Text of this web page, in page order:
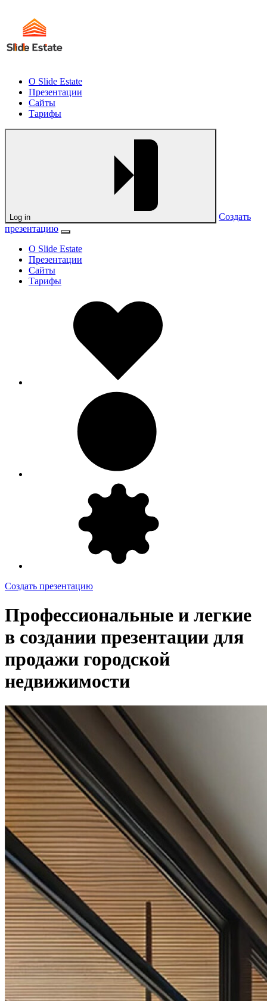
О Slide Estate
Презентации
Сайты
Тарифы
Log in
Создать
презентацию
О Slide Estate
Презентации
Сайты
Тарифы
Создать презентацию
Профессиональные и легкие
в создании презентации для
продажи городской
недвижимости